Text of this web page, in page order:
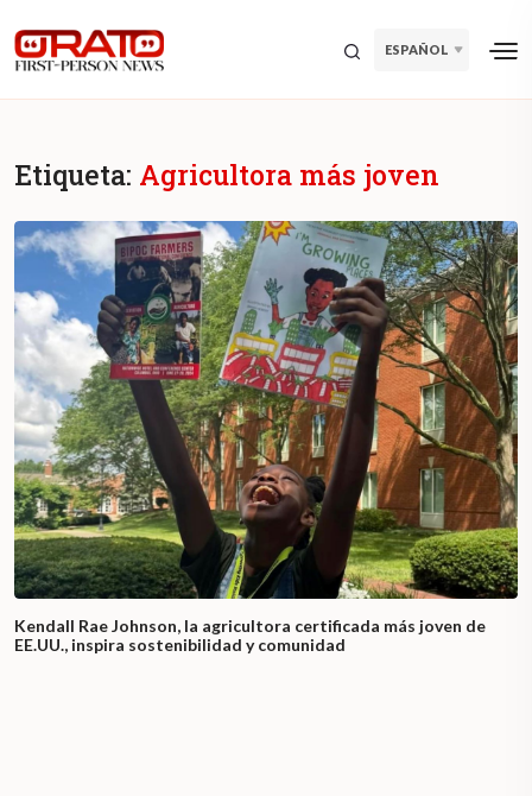
ESPAÑOL
Etiqueta: Agricultora más joven
Kendall Rae Johnson, la agricultora certificada más joven de
EE.UU., inspira sostenibilidad y comunidad